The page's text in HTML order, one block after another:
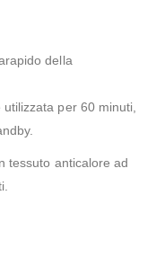
della
per 60 minuti,
tessuto anticalore ad